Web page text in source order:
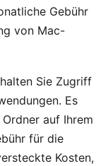
Gebühr
von Mac-
Sie Zugriff
Es
auf Ihrem
für die
Kosten,